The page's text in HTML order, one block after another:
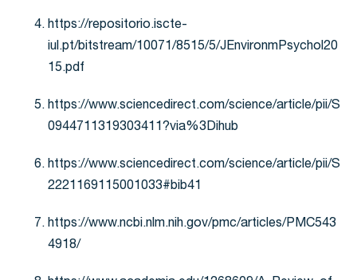
https://repositorio.iscte-
iul.pt/bitstream/10071/8515/5/JEnvironmPsychol20
15.pdf
https://www.sciencedirect.com/science/article/pii/S
0944711319303411?via%3Dihub
https://www.sciencedirect.com/science/article/pii/S
2221169115001033#bib41
https://www.ncbi.nlm.nih.gov/pmc/articles/PMC543
4918/